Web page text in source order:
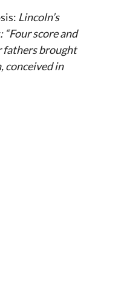
Lincoln’s
score and
fathers brought
conceived in